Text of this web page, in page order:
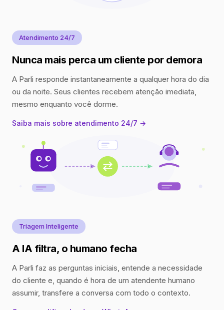
Atendimento 24/7
Nunca mais perca um cliente por demora
A Parli responde instantaneamente a qualquer hora do dia
ou da noite. Seus clientes recebem atenção imediata,
mesmo enquanto você dorme.
Saiba mais sobre atendimento 24/7 →
Triagem Inteligente
A IA filtra, o humano fecha
A Parli faz as perguntas iniciais, entende a necessidade
do cliente e, quando é hora de um atendente humano
assumir, transfere a conversa com todo o contexto.